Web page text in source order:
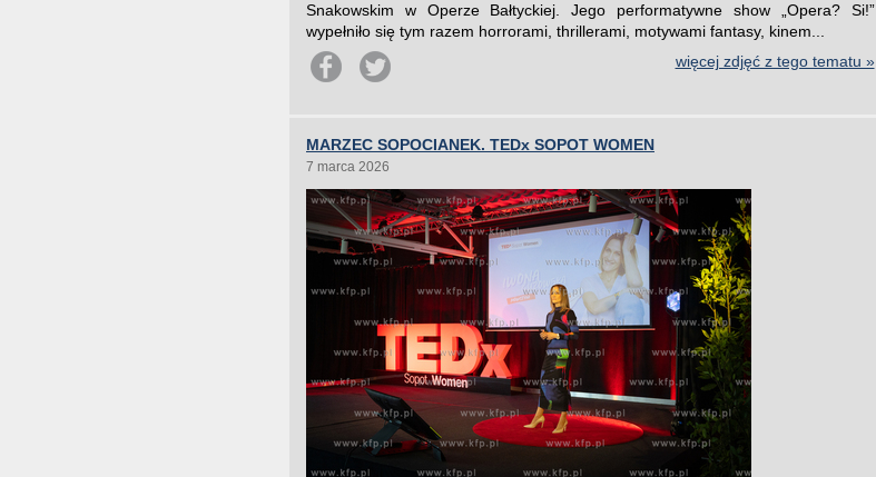
Snakowskim w Operze Bałtyckiej. Jego performatywne show „Opera? Si!”
wypełniło się tym razem horrorami, thrillerami, motywami fantasy, kinem...
więcej zdjęć z tego tematu »
MARZEC SOPOCIANEK. TEDx SOPOT WOMEN
7 marca 2026